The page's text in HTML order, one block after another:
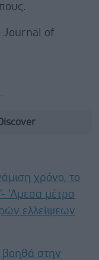
Journal of
χρόνο, το
'Αμεσα μέτρα
ελλείψεων
βοηθά στην